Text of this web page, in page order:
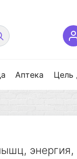
Аптека Цель
энергия,